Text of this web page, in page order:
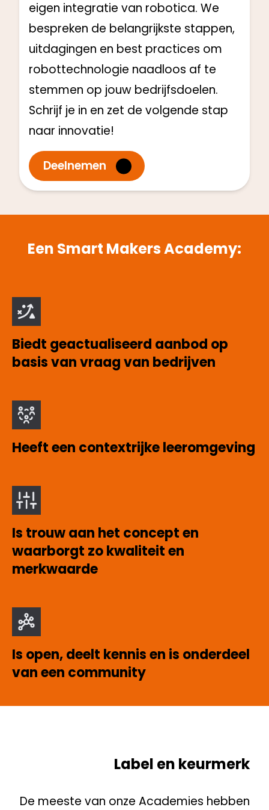
eigen integratie van robotica. We
bespreken de belangrijkste stappen,
uitdagingen en best practices om
robottechnologie naadloos af te
stemmen op jouw bedrijfsdoelen.
Schrijf je in en zet de volgende stap
naar innovatie!
Deelnemen
Een Smart Makers Academy:
Biedt geactualiseerd aanbod op
basis van vraag van bedrijven
Heeft een contextrijke leeromgeving
Is trouw aan het concept en
waarborgt zo kwaliteit en
merkwaarde
Is open, deelt kennis en is onderdeel
van een community
Label en keurmerk
De meeste van onze Academies hebben